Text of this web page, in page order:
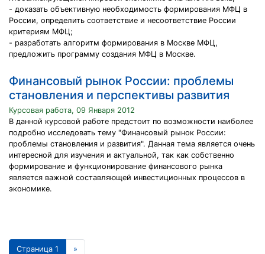
- доказать объективную необходимость формирования МФЦ в
России, определить соответствие и несоответствие России
критериям МФЦ;
- разработать алгоритм формирования в Москве МФЦ,
предложить программу создания МФЦ в Москве.
Финансовый рынок России: проблемы
становления и перспективы развития
Курсовая работа, 09 Января 2012
В данной курсовой работе предстоит по возможности наиболее
подробно исследовать тему "Финансовый рынок России:
проблемы становления и развития". Данная тема является очень
интересной для изучения и актуальной, так как собственно
формирование и функционирование финансового рынка
является важной составляющей инвестиционных процессов в
экономике.
Страница 1 »